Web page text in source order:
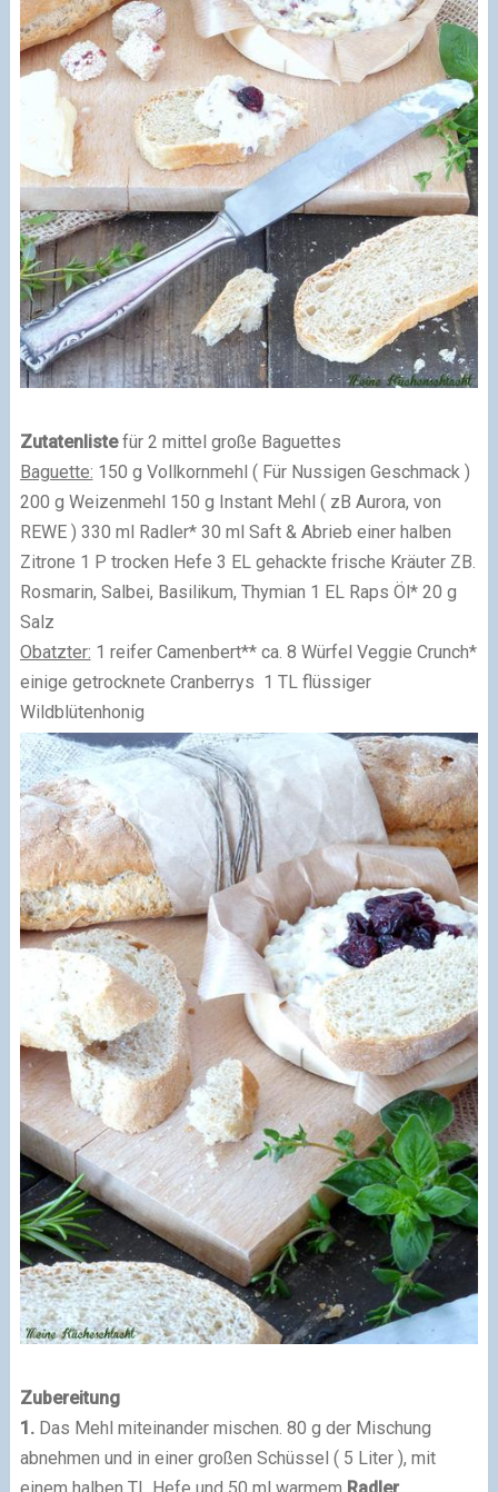
Zutatenlistefür 2 mittel große Baguettes
Baguette: 150 g Vollkornmehl ( Für Nussigen Geschmack )
200 g Weizenmehl 150 g Instant Mehl ( zB Aurora, von
REWE ) 330 ml Radler* 30 ml Saft & Abrieb einer halben
Zitrone 1 P trocken Hefe 3 EL gehackte frische Kräuter ZB.
Rosmarin, Salbei, Basilikum, Thymian 1 EL Raps Öl* 20 g
Salz
Obatzter: 1 reifer Camenbert** ca. 8 Würfel Veggie Crunch*
einige getrocknete Cranberrys 1 TL flüssiger
Wildblütenhonig
Zubereitung
1.Das Mehl miteinander mischen. 80 g der Mischung
abnehmen und in einer großen Schüssel ( 5 Liter ), mit